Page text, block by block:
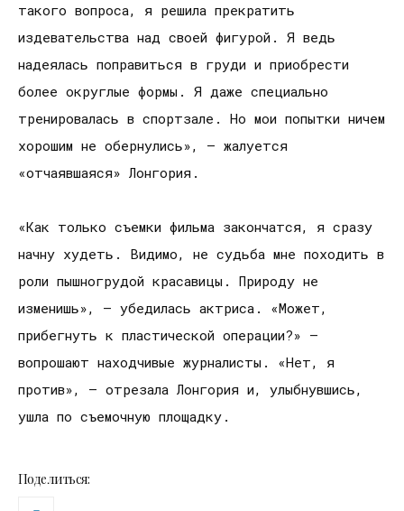
такого вопроса, я решила прекратить
издевательства над своей фигурой. Я ведь
надеялась поправиться в груди и приобрести
более округлые формы. Я даже специально
тренировалась в спортзале. Но мои попытки ничем
хорошим не обернулись», – жалуется
«отчаявшаяся» Лонгория.
«Как только съемки фильма закончатся, я сразу
начну худеть. Видимо, не судьба мне походить в
роли пышногрудой красавицы. Природу не
изменишь», – убедилась актриса. «Может,
прибегнуть к пластической операции?» –
вопрошают находчивые журналисты. «Нет, я
против», – отрезала Лонгория и, улыбнувшись,
ушла по съемочную площадку.
Поделиться: